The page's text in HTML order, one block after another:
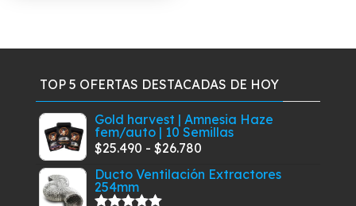
TOP 5 OFERTAS DESTACADAS DE HOY
Gold harvest | Amnesia Haze
fem/auto | 10 Semillas
$25.490 - $26.780
de
Ducto Ventilación Extractores
254mm